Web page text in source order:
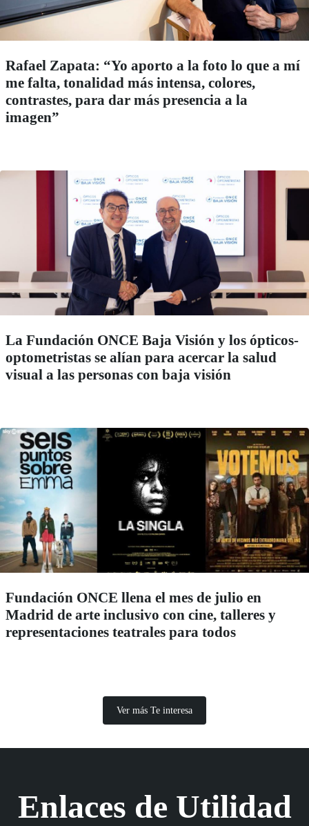
Rafael Zapata: “Yo aporto a la foto lo que a mí
me falta, tonalidad más intensa, colores,
contrastes, para dar más presencia a la
imagen”
La Fundación ONCE Baja Visión y los ópticos-
optometristas se alían para acercar la salud
visual a las personas con baja visión
Fundación ONCE llena el mes de julio en
Madrid de arte inclusivo con cine, talleres y
representaciones teatrales para todos
Ver más Te interesa
Enlaces de Utilidad